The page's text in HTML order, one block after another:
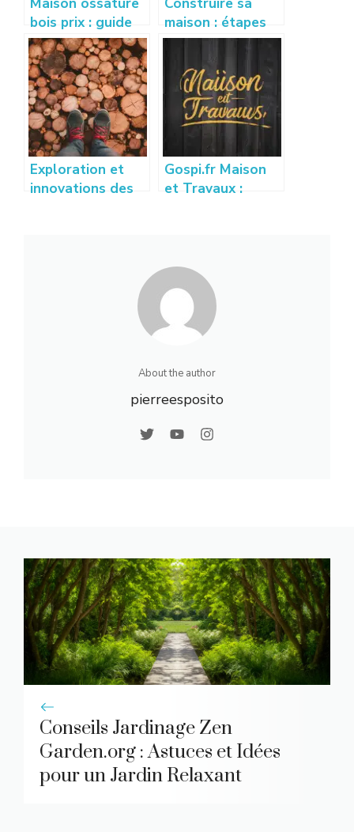
Maison ossature
bois prix : guide
complet pour
estimer votre
budget
Construire sa
maison : étapes
clés et conseils
réussir son projet
Exploration et
innovations des
Gospi.fr Maison
et Travaux :
Conseils
About the author
pierreesposito
Conseils Jardinage Zen
Garden.org : Astuces et Idées
pour un Jardin Relaxant